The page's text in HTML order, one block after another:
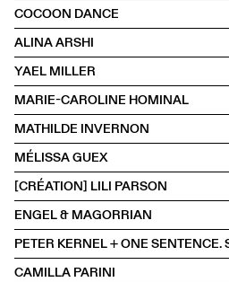
COCOON DANCE
ALINA ARSHI
YAEL MILLER
MARIE-CAROLINE HOMINAL
MATHILDE INVERNON
MÉLISSA GUEX
[CRÉATION] LILI PARSON
ENGEL & MAGORRIAN
CAMILLA PARINI